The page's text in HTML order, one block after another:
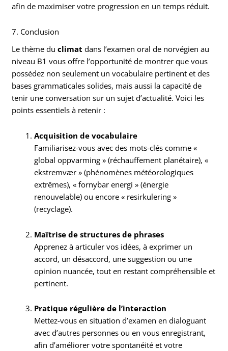
afin de maximiser votre progression en un temps réduit.
7. Conclusion
Le thème duclimat dans l’examen oral de norvégien au
niveau B1 vous offre l’opportunité de montrer que vous
possédez non seulement un vocabulaire pertinent et des
bases grammaticales solides, mais aussi la capacité de
tenir une conversation sur un sujet d’actualité. Voici les
points essentiels à retenir :
Acquisition de vocabulaire
Familiarisez-vous avec des mots-clés comme «
global oppvarming » (réchauffement planétaire), «
ekstremvær » (phénomènes météorologiques
extrêmes), « fornybar energi » (énergie
renouvelable) ou encore « resirkulering »
(recyclage).
Maîtrise de structures de phrases
Apprenez à articuler vos idées, à exprimer un
accord, un désaccord, une suggestion ou une
opinion nuancée, tout en restant compréhensible et
pertinent.
Pratique régulière de l’interaction
Mettez-vous en situation d’examen en dialoguant
avec d’autres personnes ou en vous enregistrant,
afin d’améliorer votre spontanéité et votre